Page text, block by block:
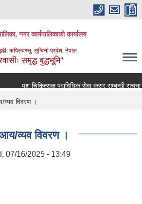
नगर कार्यपालिकाको कार्यालय
कपिलवस्तु, लुम्बिनी प्रदेश, नेपाल
समृद्ध बुद्धभूमि"
पशु चिकित्सक प्राविधिक सेवा करार सम्बन्धी सूचना !
व्यव विवरण ।
व्यव विवरण ।
07/16/2025 - 13:49